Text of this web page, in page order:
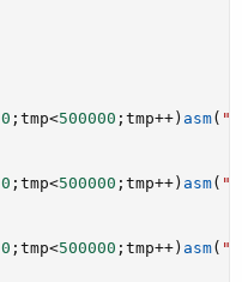
0 ; tmp<500000 ; tmp++ ) asm(
0 ; tmp<500000 ; tmp++ ) asm(
0 ; tmp<500000 ; tmp++ ) asm(